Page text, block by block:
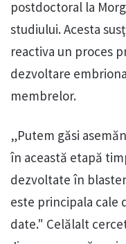
postdoctoral la
studiului. Acesta
reactiva un proces
dezvoltare
membrelor.
„Putem găsi
în această etapă
dezvoltate în
este principala cale
date." Celălalt